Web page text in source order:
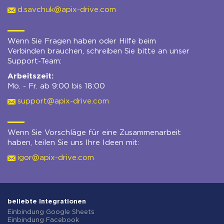
d.savchuk@apix-drive.com
Wenn Sie Fragen haben oder Hilfe beim
Verbinden brauchen, schreiben Sie bitte an unser
Support-Team:
Arbeitszeit:
Mo. - Fr. ab 9:00 bis 18:00
support@apix-drive.com
Wenn Sie Vorschläge für eine Zusammenarbeit
haben, teilen Sie uns Ihre Ideen mit:
igor@apix-drive.com
beliebte Integrationen
Einbindung Google Sheets
Einbindung Facebook